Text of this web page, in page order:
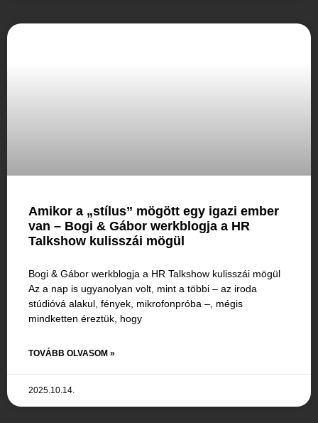
Amikor a „stílus” mögött egy igazi ember
van – Bogi & Gábor werkblogja a HR
Talkshow kulisszái mögül
Bogi & Gábor werkblogja a HR Talkshow kulisszái mögül
Az a nap is ugyanolyan volt, mint a többi – az iroda
stúdióvá alakul, fények, mikrofonpróba –, mégis
mindketten éreztük, hogy
TOVÁBB OLVASOM »
2025.10.14.